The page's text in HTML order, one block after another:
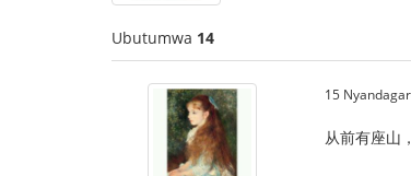
Ubutumwa 14
15
从前有座山